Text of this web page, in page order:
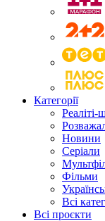
Категорії
Реаліті-
Новини
Серіали
Фільми
Всі
Всі проєкти